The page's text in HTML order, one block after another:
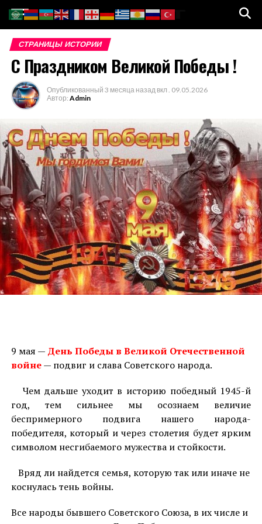
СТРАНИЦЫ ИСТОРИИ
С Праздником Великой Победы !
Опубликованный 3 месяца назад вкл . 09.05.2026
Автор: Admin
9 мая — День Победы в Великой Отечественной
войне— подвиг и слава Советского народа.
Чем дальше уходит в историю победный 1945-й
год, тем сильнее мы осознаем величие
беспримерного подвига нашего народа-
победителя, который и через столетия будет ярким
символом несгибаемого мужества и стойкости.
Вряд ли найдется семья, которую так или иначе не
коснулась тень войны.
Все народы бывшего Советского Союза, в их числе и
Go to mobile version